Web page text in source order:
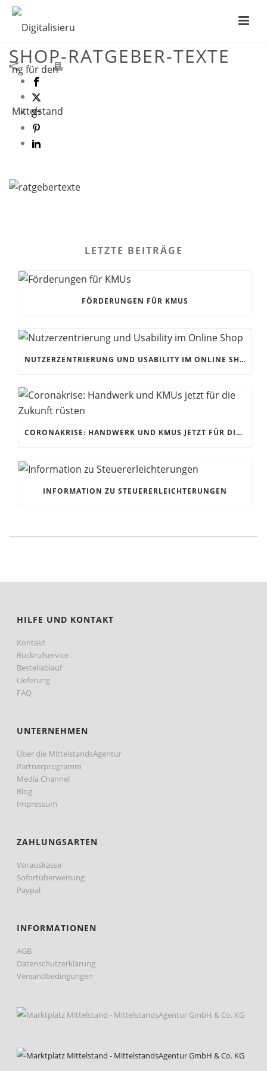
MITTELSTANDSAGENTUR-
SHOP-RATGEBER-TEXTE
LETZTE BEITRÄGE
FÖRDERUNGEN FÜR KMUS
NUTZERZENTRIERUNG UND USABILITY IM ONLINE SHOP
CORONAKRISE: HANDWERK UND KMUS JETZT FÜR DIE ZUKUNFT RÜSTEN
INFORMATION ZU STEUERERLEICHTERUNGEN
HILFE UND KONTAKT
Kontakt
Rückrufservice
Bestellablauf
Lieferung
FAQ
UNTERNEHMEN
Über die MittelstandsAgentur
Partnerprogramm
Media Channel
Blog
Impressum
ZAHLUNGSARTEN
Vorauskasse
Sofortüberweisung
Paypal
INFORMATIONEN
AGB
Datenschutzerklärung
Versandbedingungen